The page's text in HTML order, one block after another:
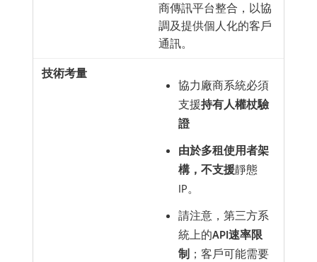
商傳訊平台整合，以協
調及提供個人化的客戶
通訊。
協力廠商系統必須
支援​持有人權杖驗
證
由於多租使用者架
構，不支援​靜態
IP。
請注意，第三方系
統上的​API速率限
制 ；客戶可能需要